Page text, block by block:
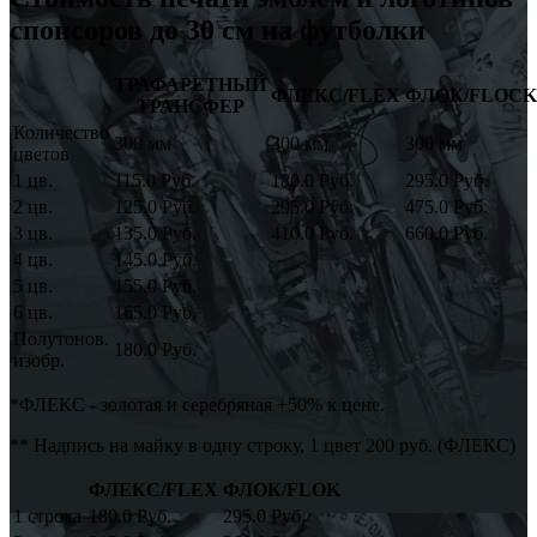
спонсоров до 30 см на футболки
ТРАФАРЕТНЫЙ
ТРАНСФЕР
ФЛЕКС/FLEX ФЛОК/FLOCK
Количество
цветов
300 мм 300 мм
300 мм
1 цв.
115.0 Руб. 180.0 Руб.
295.0 Руб.
2 цв.
125.0 Руб. 295.0 Руб.
475.0 Руб.
3 цв.
135.0 Руб. 410.0 Руб.
660.0 Руб.
4 цв.
145.0 Руб.
5 цв.
155.0 Руб.
6 цв.
165.0 Руб.
Полутонов.
изобр.
180.0 Руб.
*ФЛЕКС - золотая и серебряная +50% к цене.
** Надпись на майку в одну строку, 1 цвет 200 руб. (ФЛЕКС)
ФЛЕКС/FLEX ФЛОК/FLOK
1 строка 180.0 Руб.
295.0 Руб.